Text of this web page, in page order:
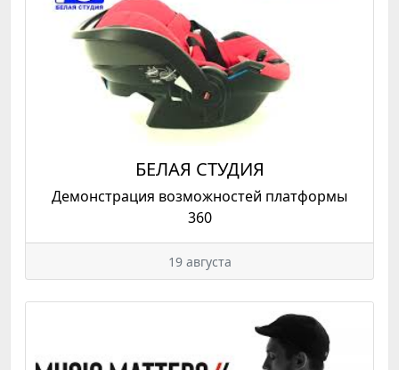
БЕЛАЯ СТУДИЯ
Демонстрация возможностей платформы
360
19 августа